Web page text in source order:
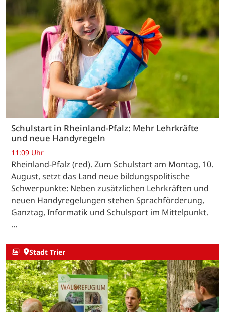
Schulstart in Rheinland-Pfalz: Mehr Lehrkräfte
und neue Handyregeln
11:09 Uhr
Rheinland-Pfalz (red). Zum Schulstart am Montag, 10.
August, setzt das Land neue bildungspolitische
Schwerpunkte: Neben zusätzlichen Lehrkräften und
neuen Handyregelungen stehen Sprachförderung,
Ganztag, Informatik und Schulsport im Mittelpunkt.
…
Stadt Trier